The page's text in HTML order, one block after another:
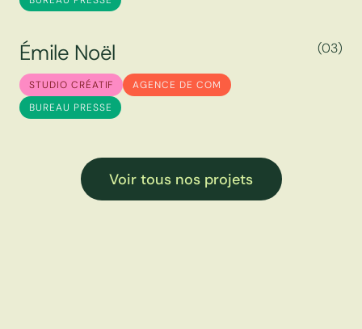
É
É
m
m
i
i
l
l
e
e
N
N
o
o
ë
ë
l
l
STUDIO CRÉATIF
AGENCE DE COM
BUREAU PRESSE
(03)
Voir tous nos projets